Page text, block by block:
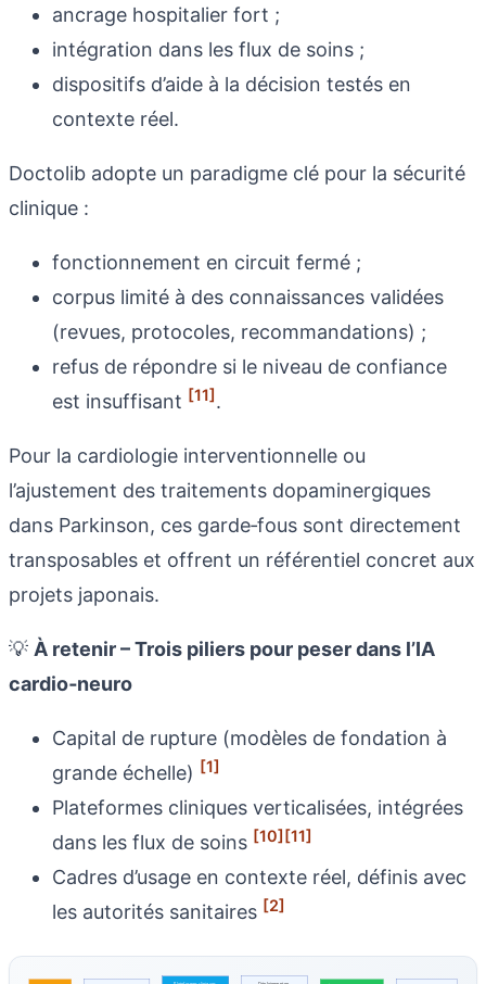
ancrage hospitalier fort ;
intégration dans les flux de soins ;
dispositifs d’aide à la décision testés en
contexte réel.
Doctolib adopte un paradigme clé pour la sécurité
clinique :
fonctionnement en circuit fermé ;
corpus limité à des connaissances validées
(revues, protocoles, recommandations) ;
refus de répondre si le niveau de confiance
est insuffisant [11].
Pour la cardiologie interventionnelle ou
l’ajustement des traitements dopaminergiques
dans Parkinson, ces garde‑fous sont directement
transposables et offrent un référentiel concret aux
projets japonais.
💡 À retenir – Trois piliers pour peser dans l’IA
cardio‑neuro
Capital de rupture (modèles de fondation à
grande échelle) [1]
Plateformes cliniques verticalisées, intégrées
dans les flux de soins [10][11]
Cadres d’usage en contexte réel, définis avec
les autorités sanitaires [2]
Plateformes cliniques Déploiement en